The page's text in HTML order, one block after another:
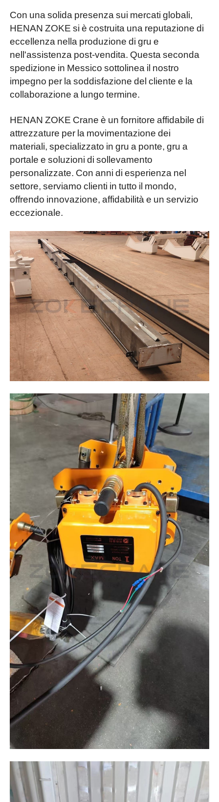
Con una solida presenza sui mercati globali,
HENAN ZOKE si è costruita una reputazione di
eccellenza nella produzione di gru e
nell'assistenza post-vendita. Questa seconda
spedizione in Messico sottolinea il nostro
impegno per la soddisfazione del cliente e la
collaborazione a lungo termine.
HENAN ZOKE Crane è un fornitore affidabile di
attrezzature per la movimentazione dei
materiali, specializzato in gru a ponte, gru a
portale e soluzioni di sollevamento
personalizzate. Con anni di esperienza nel
settore, serviamo clienti in tutto il mondo,
offrendo innovazione, affidabilità e un servizio
eccezionale.